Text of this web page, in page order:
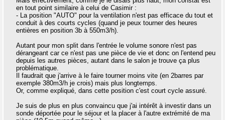
en tout point similaire à celui de Casimir :
- La position "AUTO" pour la ventilation n'est pas efficace du tout et
conduit à des courts cycles (quand je peux tourner des heures
entières en position 3b à 550m3/h).
Autant pour mon split dans l'entrée le volume sonore n'est pas
dérangeant car ce n'est pas une pièce de vie et donc on l'entend peu
depuis les autres pièces, autant dans le salon je trouve ça plus
problématique.
Il faudrait que j'arrive à le faire tourner moins vite (en 2barres par
exemple 380m3/h je crois) mais plus longtemps.
Or, comme expliqué, dans cette position c'est court cycle assuré.
Je suis de plus en plus convaincu que j'ai intérêt à investir dans un
sonde déportée pour le séjour et la placer à l'autre extrémité de ma